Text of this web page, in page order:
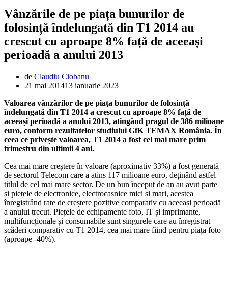
Vânzările de pe piața bunurilor de
folosință îndelungată din T1 2014 au
crescut cu aproape 8% față de aceeași
perioadă a anului 2013
de Claudiu Ciobanu
21 mai 201413 ianuarie 2023
Valoarea vânzărilor de pe piața bunurilor de folosință
îndelungată din T1 2014 a crescut cu aproape 8% față de
aceeași perioadă a anului 2013, atingând pragul de 386 milioane
euro, conform rezultatelor studiului GfK TEMAX România. În
ceea ce privește valoarea, T1 2014 a fost cel mai mare prim
trimestru din ultimii 4 ani.
Cea mai mare creștere în valoare (aproximativ 33%) a fost generată
de sectorul Telecom care a atins 117 milioane euro, deținând astfel
titlul de cel mai mare sector. De un bun început de an au avut parte
și piețele de electronice, electrocasnice mici și mari, acestea
înregistrând rate de creștere pozitive comparativ cu aceeași perioadă
a anului trecut. Piețele de echipamente foto, IT și imprimante,
multifuncționale și consumabile sunt singurele care au înregistrat
scăderi comparativ cu T1 2014, cea mai mare fiind pentru piața foto
(aproape -40%).